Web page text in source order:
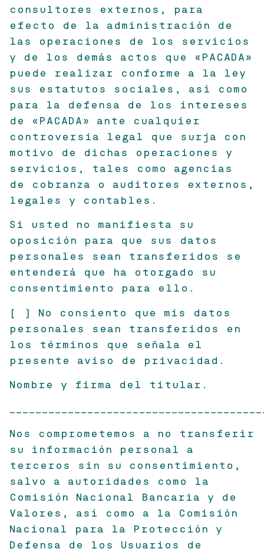
consultores externos, para
efecto de la administración de
las operaciones de los servicios
y de los demás actos que «PACADA»
puede realizar conforme a la ley
sus estatutos sociales, así como
para la defensa de los intereses
de «PACADA» ante cualquier
controversia legal que surja con
motivo de dichas operaciones y
servicios, tales como agencias
de cobranza o auditores externos,
legales y contables.
Si usted no manifiesta su
oposición para que sus datos
personales sean transferidos se
entenderá que ha otorgado su
consentimiento para ello.
[ ] No consiento que mis datos
personales sean transferidos en
los términos que señala el
presente aviso de privacidad.
Nombre y firma del titular.
Nos comprometemos a no transferir
su información personal a
terceros sin su consentimiento,
salvo a autoridades como la
Comisión Nacional Bancaria y de
Valores, así como a la Comisión
Nacional para la Protección y
Defensa de los Usuarios de